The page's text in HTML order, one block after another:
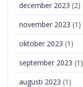
december 2023 (2)
november 2023 (1)
oktober 2023 (1)
september 2023 (1)
augusti 2023 (1)